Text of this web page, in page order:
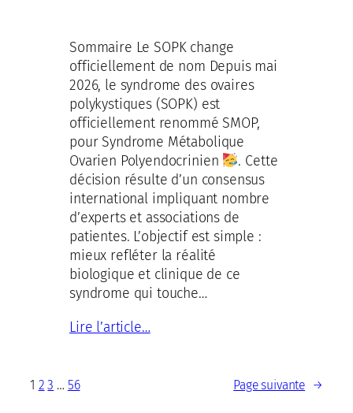
Sommaire Le SOPK change
officiellement de nom Depuis mai
2026, le syndrome des ovaires
polykystiques (SOPK) est
officiellement renommé SMOP,
pour Syndrome Métabolique
Ovarien Polyendocrinien
. Cette
décision résulte d’un consensus
international impliquant nombre
d’experts et associations de
patientes. L’objectif est simple :
mieux refléter la réalité
biologique et clinique de ce
syndrome qui touche…
Lire l’article…
1 2 3 … 56 Page suivante →